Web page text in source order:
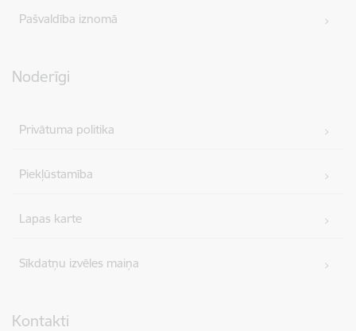
Pašvaldība iznomā
Noderīgi
Privātuma politika
Piekļūstamība
Lapas karte
Sīkdatņu izvēles maiņa
Kontakti